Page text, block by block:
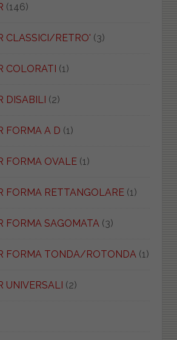
(146)
CLASSICI/RETRO' (3)
COLORATI (1)
DISABILI (2)
FORMA A D (1)
FORMA OVALE(1)
FORMA RETTANGOLARE(1)
FORMA SAGOMATA(3)
FORMA TONDA/ROTONDA(1)
UNIVERSALI (2)